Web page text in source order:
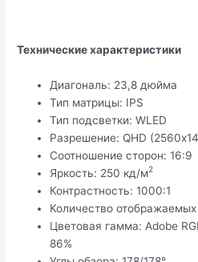
Технические характеристики
Диагональ: 23,8 дюйма
Тип матрицы: IPS
Тип подсветки: WLED
Разрешение: QHD
Соотношение сторон: 16:9
Яркость: 250 кд/м2
Контрастность: 1000:1
Количество
Цветовая гамма: Adobe
86%